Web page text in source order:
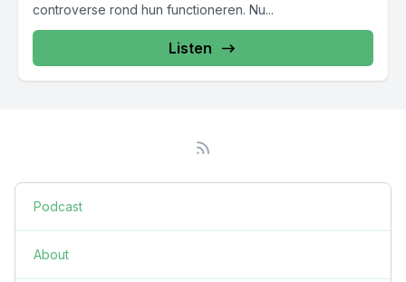
controverse rond hun functioneren. Nu...
Listen
Podcast
About